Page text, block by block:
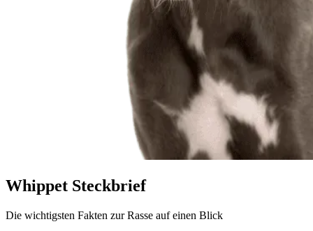
Whippet Steckbrief
Die wichtigsten Fakten zur Rasse auf einen Blick